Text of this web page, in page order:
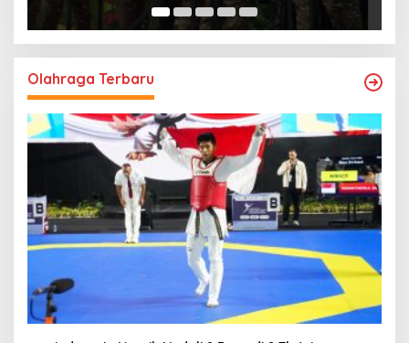
Olahraga Terbaru